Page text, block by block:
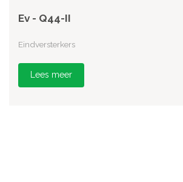
Ev - Q44-II
Eindversterkers
Lees meer